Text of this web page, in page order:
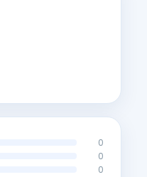
0
0
0